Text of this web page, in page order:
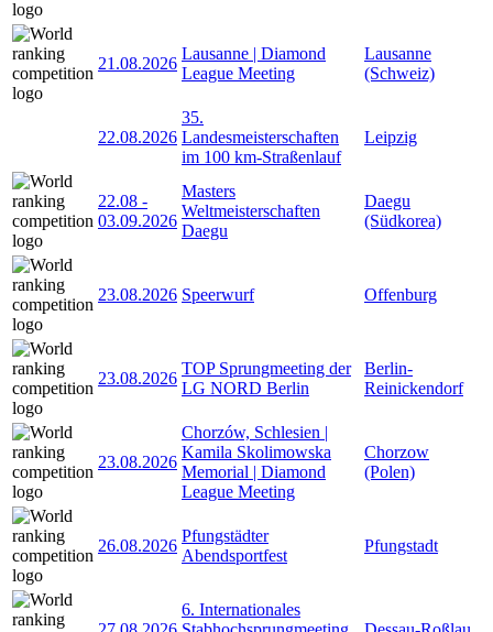
21.08.2026
Lausanne | Diamond
League Meeting
Lausanne
(Schweiz)
22.08.2026
35.
Landesmeisterschaften
im 100 km-Straßenlauf
Leipzig
22.08 -
03.09.2026
Masters
Weltmeisterschaften
Daegu
Daegu
(Südkorea)
23.08.2026 Speerwurf Offenburg
23.08.2026
TOP Sprungmeeting der
LG NORD Berlin
Berlin-
Reinickendorf
23.08.2026
Chorzów, Schlesien |
Kamila Skolimowska
Memorial | Diamond
League Meeting
Chorzow
(Polen)
26.08.2026
Pfungstädter
Abendsportfest
Pfungstadt
6. Internationales